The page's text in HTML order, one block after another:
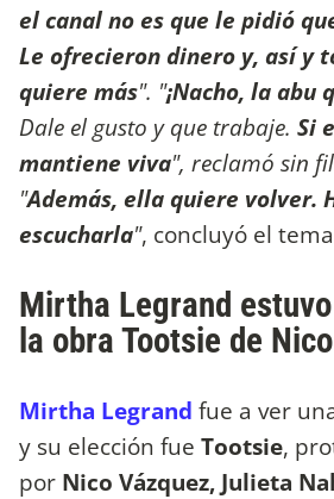
el canal no es que le pidió
Le ofrecieron dinero y, así y
quiere más". "¡Nacho, la
Dale el gusto y que trabaje. Si
mantiene viva", reclamó sin
"Además, ella quiere volver.
escucharla", concluyó el tema
Mirtha Legrand
la obra Tootsie de
Mirtha Legrand fue a ver
y su elección fue Tootsie,
por Nico Vázquez, Julieta